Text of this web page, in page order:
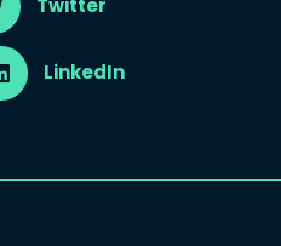
Twitter
LinkedIn